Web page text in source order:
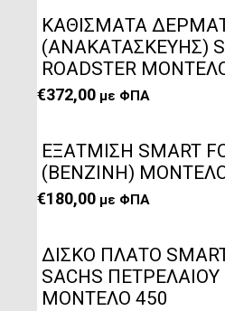
ΚΑΘΙΣΜΑΤΑ
(ΑΝΑΚΑΤΑΣΚΕΥΗΣ)
ROADSTER
€372,00 με ΦΠΑ
ΕΞΑΤΜΙΣΗ SMART
(ΒΕΝΖΙΝΗ)
€180,00 με ΦΠΑ
ΔΙΣΚΟ ΠΛΑΤΟ
SACHS ΠΕΤΡΕΛΑΙΟΥ
ΜΟΝΤΕΛΟ 450